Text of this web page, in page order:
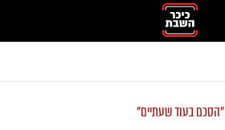
"הסכם בעוד שעתיים"